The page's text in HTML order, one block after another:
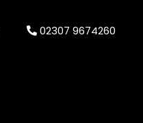
02307 9674260